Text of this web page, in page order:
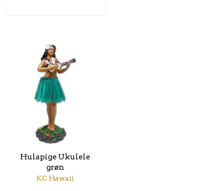
Hulapige Ukulele
grøn
KC Hawaii